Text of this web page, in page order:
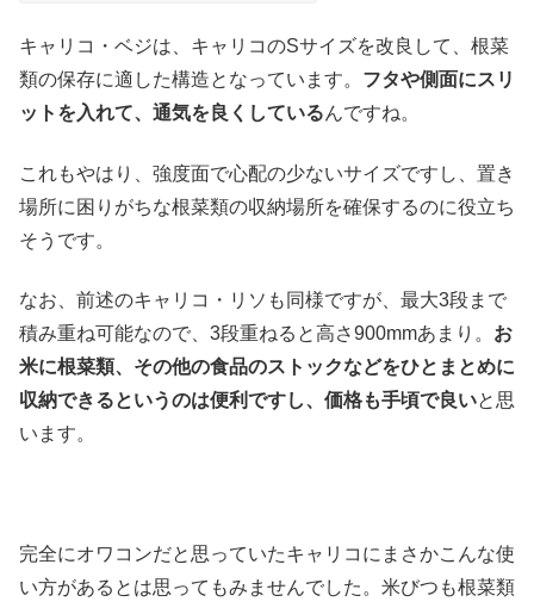
キャリコ・ベジは、キャリコのSサイズを改良して、根菜
類の保存に適した構造となっています。 フタや側面にスリ
ットを入れて、通気を良くしているんですね。
これもやはり、強度面で心配の少ないサイズですし、置き
場所に困りがちな根菜類の収納場所を確保するのに役立ち
そうです。
なお、前述のキャリコ・リソも同様ですが、最大3段まで
積み重ね可能なので、3段重ねると高さ900mmあまり。 お
米に根菜類、その他の食品のストックなどをひとまとめに
収納できるというのは便利ですし、価格も手頃で良いと思
います。
完全にオワコンだと思っていたキャリコにまさかこんな使
い方があるとは思ってもみませんでした。米びつも根菜類